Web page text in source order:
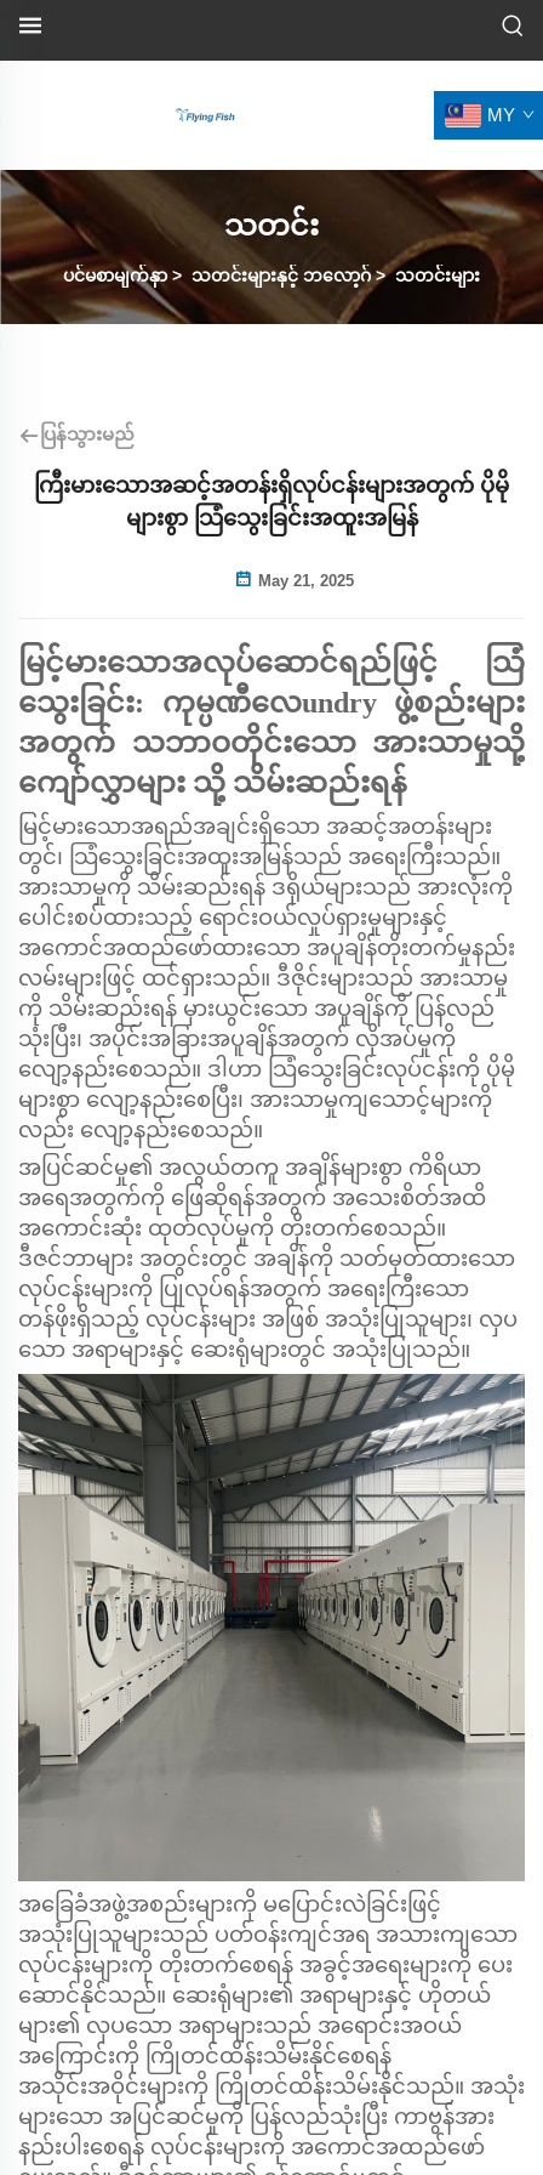
MY
သတင်း
ပင်မစာမျက်နှာ> သတင်းများနှင့် ဘလော့ဂ်>သတင်းများ
ပြန်သွားမည်
ကြီးမားသောအဆင့်အတန်းရှိလုပ်ငန်းများအတွက် ပိုမို
များစွာ သြံသွေးခြင်းအထူးအမြန်
May 21, 2025
မြင့်မားသောအလုပ်ဆောင်ရည်ဖြင့် သြံ
သွေးခြင်း: ကုမ္ပဏီလေundry ဖွဲ့စည်းများ
အတွက် သဘာဝတိုင်းသော အားသာမှုသို့
ကျော်လွှာများ သို့ သိမ်းဆည်းရန်
မြင့်မားသောအရည်အချင်းရှိသော အဆင့်အတန်းများ
တွင်၊ သြံသွေးခြင်းအထူးအမြန်သည် အရေးကြီးသည်။
အားသာမှုကို သိမ်းဆည်းရန် ဒရိုယ်များသည် အားလုံးကို
ပေါင်းစပ်ထားသည့် ရောင်းဝယ်လှုပ်ရှားမှုများနှင့်
အကောင်အထည်ဖော်ထားသော အပူချိန်တိုးတက်မှုနည်း
လမ်းများဖြင့် ထင်ရှားသည်။ ဒီဇိုင်းများသည် အားသာမှု
ကို သိမ်းဆည်းရန် မှားယွင်းသော အပူချိန်ကို ပြန်လည်
သုံးပြီး၊ အပိုင်းအခြားအပူချိန်အတွက် လိုအပ်မှုကို
လျော့နည်းစေသည်။ ဒါဟာ သြံသွေးခြင်းလုပ်ငန်းကို ပိုမို
များစွာ လျော့နည်းစေပြီး၊ အားသာမှုကျသောင့်များကို
လည်း လျော့နည်းစေသည်။
အပြင်ဆင်မှု၏ အလွယ်တကူ အချိန်များစွာ ကိရိယာ
အရေအတွက်ကို ဖြေဆိုရန်အတွက် အသေးစိတ်အထိ
အကောင်းဆုံး ထုတ်လုပ်မှုကို တိုးတက်စေသည်။
ဒီဇင်ဘာများ အတွင်းတွင် အချိန်ကို သတ်မှတ်ထားသော
လုပ်ငန်းများကို ပြုလုပ်ရန်အတွက် အရေးကြီးသော
တန်ဖိုးရှိသည့် လုပ်ငန်းများ အဖြစ် အသုံးပြုသူများ၊ လှပ
သော အရာများနှင့် ဆေးရုံများတွင် အသုံးပြုသည်။
အခြေခံအဖွဲ့အစည်းများကို မပြောင်းလဲခြင်းဖြင့်
အသုံးပြုသူများသည် ပတ်ဝန်းကျင်အရ အသားကျသော
လုပ်ငန်းများကို တိုးတက်စေရန် အခွင့်အရေးများကို ပေး
ဆောင်နိုင်သည်။ ဆေးရုံများ၏ အရာများနှင့် ဟိုတယ်
များ၏ လှပသော အရာများသည် အရောင်းအဝယ်
အကြောင်းကို ကြိုတင်ထိန်းသိမ်းနိုင်စေရန်
အသိုင်းအဝိုင်းများကို ကြိုတင်ထိန်းသိမ်းနိုင်သည်။ အသုံး
များသော အပြင်ဆင်မှုကို ပြန်လည်သုံးပြီး ကာဗွန်အား
နည်းပါးစေရန် လုပ်ငန်းများကို အကောင်အထည်ဖော်